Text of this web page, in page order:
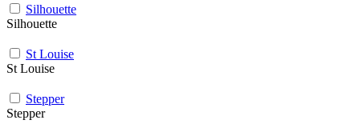
Silhouette
Silhouette
St Louise
St Louise
Stepper
Stepper